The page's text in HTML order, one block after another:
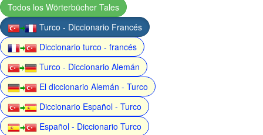
Todos los Wörterbücher Tales
Turco - Diccionario Francés
Diccionario turco - francés
Turco - Diccionario Alemán
El diccionario Alemán - Turco
Diccionario Español - Turco
Español - Diccionario Turco